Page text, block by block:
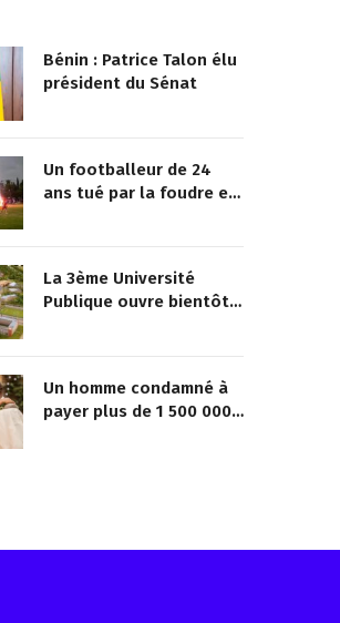
Bénin : Patrice Talon élu
président du Sénat
Un footballeur de 24
ans tué par la foudre en
La 3ème Université
Publique ouvre bientôt
Un homme condamné à
payer plus de 1 500 000